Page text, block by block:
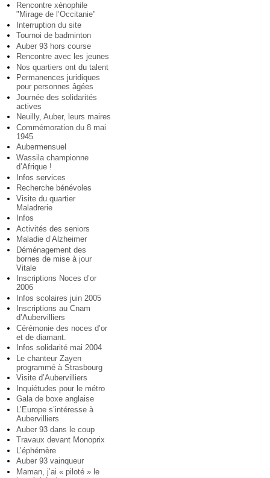
Rencontre xénophile
"Mirage de l’Occitanie"
Interruption du site
Tournoi de badminton
Auber 93 hors course
Rencontre avec les jeunes
Nos quartiers ont du talent
Permanences juridiques
pour personnes âgées
Journée des solidarités
actives
Neuilly, Auber, leurs maires
Commémoration du 8 mai
1945
Aubermensuel
Wassila championne
d’Afrique !
Infos services
Recherche bénévoles
Visite du quartier
Maladrerie
Infos
Activités des seniors
Maladie d’Alzheimer
Déménagement des
bornes de mise à jour
Vitale
Inscriptions Noces d’or
2006
Infos scolaires juin 2005
Inscriptions au Cnam
d’Aubervilliers
Cérémonie des noces d’or
et de diamant.
Infos solidarité mai 2004
Le chanteur Zayen
programmé à Strasbourg
Visite d’Aubervilliers
Inquiétudes pour le métro
Gala de boxe anglaise
L’Europe s’intéresse à
Aubervilliers
Auber 93 dans le coup
Travaux devant Monoprix
L’éphémère
Auber 93 vainqueur
Maman, j’ai « piloté » le